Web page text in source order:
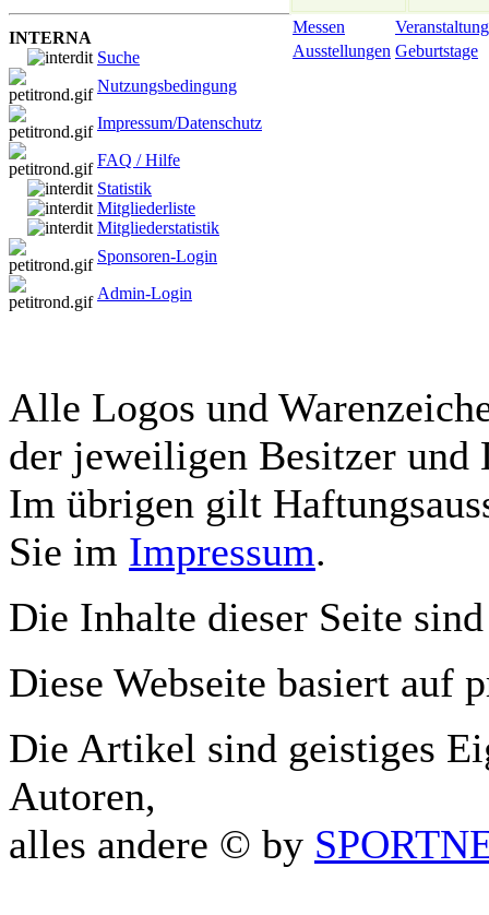
INTERNA
Suche
Nutzungsbedingung
Impressum/Datenschutz
FAQ / Hilfe
Statistik
Mitgliederliste
Mitgliederstatistik
Sponsoren-Login
Admin-Login
Messen
Veranstaltung
Ausstellungen Geburtstage
Alle Logos und
der jeweiligen Besitzer und
Im übrigen gilt
Sie im Impressum.
Die Inhalte dieser Seite
Diese Webseite basiert auf
Die Artikel sind geistiges
Autoren,
alles andere © by